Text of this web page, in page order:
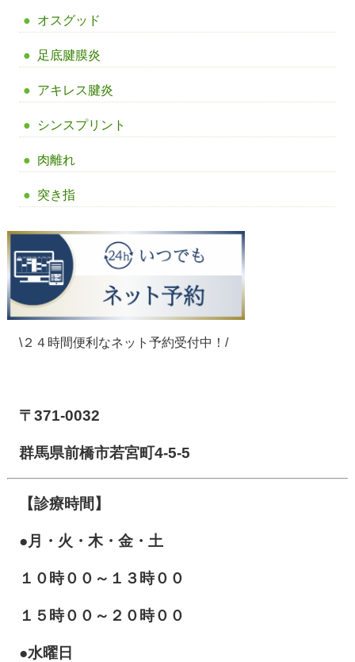
オスグッド
足底腱膜炎
アキレス腱炎
シンスプリント
肉離れ
突き指
\２４時間便利なネット予約受付中！/
〒371-0032
群馬県前橋市若宮町4-5-5
【診療時間】
●月・火・木・金・土
１０ 時００～１３時００
１５時００～２０時００
●水曜日